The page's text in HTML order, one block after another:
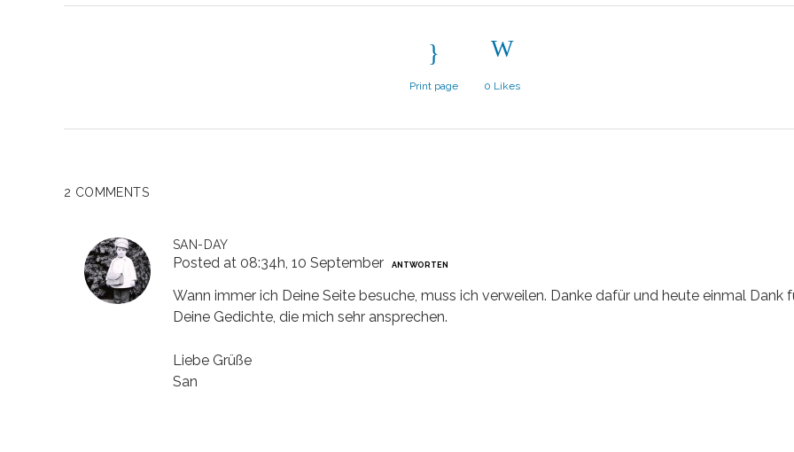
Print page 0 Likes
2 COMMENTS
SAN-DAY
Posted at 08:34h, 10 September ANTWORTEN
Wann immer ich Deine Seite besuche, muss ich verweilen. Danke dafür und heute einmal Dank
Deine Gedichte, die mich sehr ansprechen.
Liebe Grüße
San